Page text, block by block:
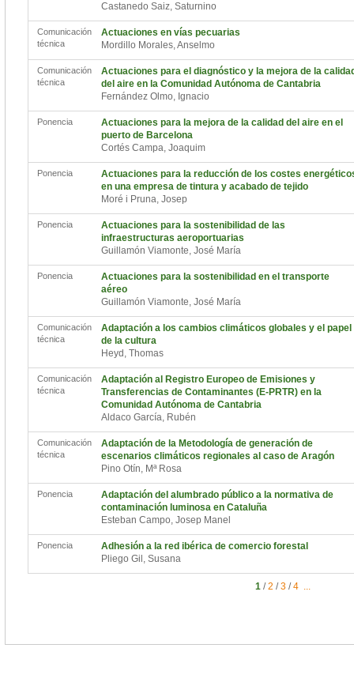
Castanedo Saiz, Saturnino
Comunicación
técnica
Actuaciones en vías pecuarias
Mordillo Morales, Anselmo
Comunicación
técnica
Actuaciones para el diagnóstico y la mejora de la
del aire en la Comunidad Autónoma de Cantabria
Fernández Olmo, Ignacio
Ponencia
Actuaciones para la mejora de la calidad del aire en el
puerto de Barcelona
Cortés Campa, Joaquim
Ponencia
Actuaciones para la reducción de los costes
en una empresa de tintura y acabado de tejido
Moré i Pruna, Josep
Ponencia
Actuaciones para la sostenibilidad de las
infraestructuras aeroportuarias
Guillamón Viamonte, José María
Ponencia
Actuaciones para la sostenibilidad en el transporte
aéreo
Guillamón Viamonte, José María
Comunicación
técnica
Adaptación a los cambios climáticos globales y el papel
de la cultura
Heyd, Thomas
Comunicación
técnica
Adaptación al Registro Europeo de Emisiones y
Transferencias de Contaminantes (E-PRTR) en la
Comunidad Autónoma de Cantabria
Aldaco García, Rubén
Comunicación
técnica
Adaptación de la Metodología de generación de
escenarios climáticos regionales al caso de Aragón
Pino Otín, Mª Rosa
Ponencia
Adaptación del alumbrado público a la normativa de
contaminación luminosa en Cataluña
Esteban Campo, Josep Manel
Ponencia
Adhesión a la red ibérica de comercio forestal
Pliego Gil, Susana
1 / 2 / 3 / 4 ...